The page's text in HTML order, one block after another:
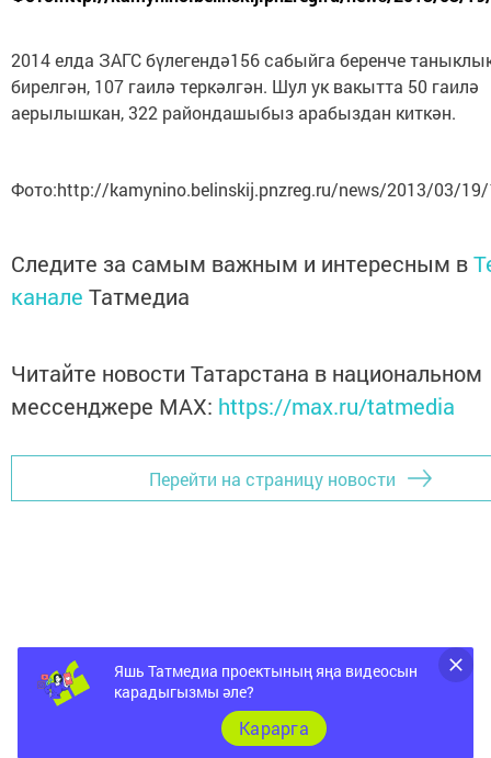
2014 елда ЗАГС бүлегендә156 сабыйга беренче
бирелгән, 107 гаилә теркәлгән. Шул ук вакытта 50 гаилә
аерылышкан, 322 райондашыбыз арабыздан киткән.
Фото:http://kamynino.belinskij.pnzreg.ru/news/2013/03/
Следите за самым важным и интересным в
канале Татмедиа
Читайте новости Татарстана в национальном
мессенджере MАХ: https://max.ru/tatmedia
Перейти на страницу новости
Яшь Татмедиа проектының яңа видеосын
карадыгызмы әле?
Карарга